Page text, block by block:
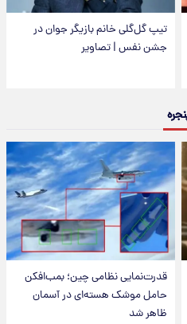
تیپ گل‌گلی خانم بازیگر جوان در
جشن نفس | تصاویر
قدرت‌نمایی نظامی چین؛ بمب‌افکن
حامل موشک هسته‌ای در آسمان
ظاهر شد